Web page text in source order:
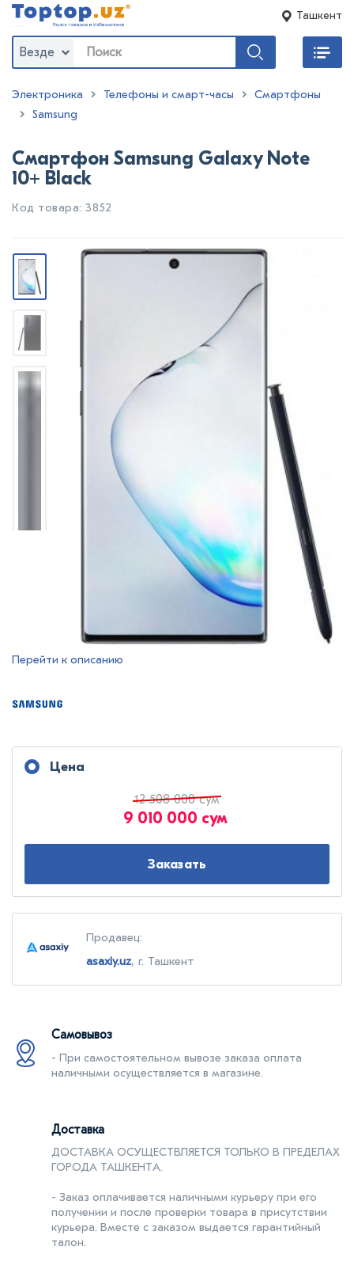
Ташкент
Везде
Электроника Телефоны и смарт-часы
Смартфоны
Samsung
Смартфон Samsung Galaxy Note
10+ Black
Код товара: 3852
Перейти к описанию
Цена
9 010 000 сум
12 508 000 сум
Заказать
Продавец:
asaxiy.uz, г. Ташкент
Самовывоз
- При самостоятельном вывозе заказа оплата
наличными осуществляется в магазине.
Доставка
ДОСТАВКА ОСУЩЕСТВЛЯЕТСЯ ТОЛЬКО В ПРЕДЕЛАХ
ГОРОДА ТАШКЕНТA.
- Заказ оплачивается наличными курьеру при его
получении и после проверки товара в присутствии
курьера. Вместе с заказом выдается гарантийный
талон.